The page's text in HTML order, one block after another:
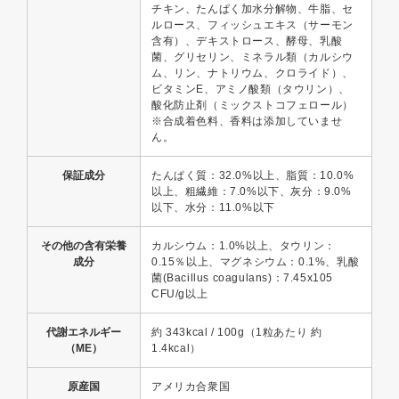
チキン、たんぱく加水分解物、牛脂、セ
ルロース、フィッシュエキス（サーモン
含有）、デキストロース、酵母、乳酸
菌、グリセリン、ミネラル類（カルシウ
ム、リン、ナトリウム、クロライド）、
ビタミンE、アミノ酸類（タウリン）、
酸化防止剤（ミックストコフェロール）
※合成着色料、香料は添加していませ
ん。
保証成分
たんぱく質：32.0%以上、脂質：10.0%
以上、粗繊維：7.0%以下、灰分：9.0%
以下、水分：11.0%以下
その他の含有栄養
成分
カルシウム：1.0%以上、タウリン：
0.15％以上、マグネシウム：0.1%、乳酸
菌(Bacillus coagulans)：7.45x105
CFU/g以上
代謝エネルギー
（ME）
約 343kcal / 100g（1粒あたり 約
1.4kcal）
原産国 アメリカ合衆国